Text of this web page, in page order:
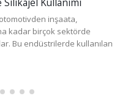
Granül aktif karbon (GAC),
gözenekli yapısı sayesinde
uygulamalarda kullanılan etkili
daha fazla oku